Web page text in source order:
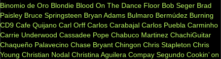
Binomio de Oro Blondie Blood On The Dance Floor Bob Seger Brad
Paisley Bruce Springsteen Bryan Adams Bulmaro Bermúdez Burning
CD9 Cafe Quijano Carl Orff Carlos Carabajal Carlos Puebla Carminho
Carrie Underwood Cassadee Pope Chabuco Martinez ChachiGuitar
Chaqueño Palavecino Chase Bryant Chingon Chris Stapleton Chris
Young Christian Nodal Christina Aguilera Compay Segundo Cookin’ on